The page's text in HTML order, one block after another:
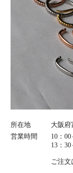
所在地
大阪府
営業時間
10：
13：
ご注文